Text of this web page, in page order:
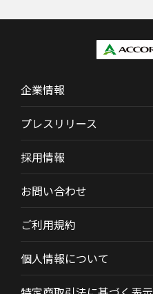
企業情報
プレスリリース
採用情報
お問い合わせ
ご利用規約
個人情報について